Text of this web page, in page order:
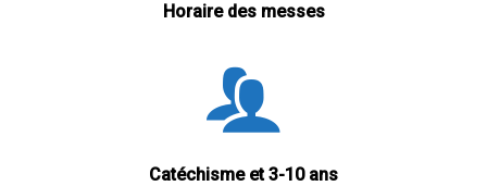
Horaire des messes
Catéchisme et 3-10 ans